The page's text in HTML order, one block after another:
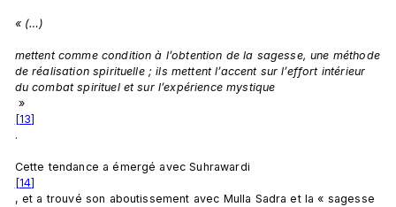
« (…)
mettent comme condition à l’obtention de la sagesse, une méthode
de réalisation spirituelle ; ils mettent l’accent sur l’effort intérieur
du combat spirituel et sur l’expérience mystique
»
[13]
.
Cette tendance a émergé avec Suhrawardi
[14]
, et a trouvé son aboutissement avec Mulla Sadra et la « sagesse